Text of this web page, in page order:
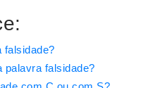
falsidade?
palavra falsidade?